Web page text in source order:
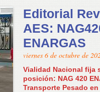
Editorial
AES:
ENARGAS
viernes 6 de octubre de
Vialidad Nacional fija
posición: NAG 420
Transporte Pesado